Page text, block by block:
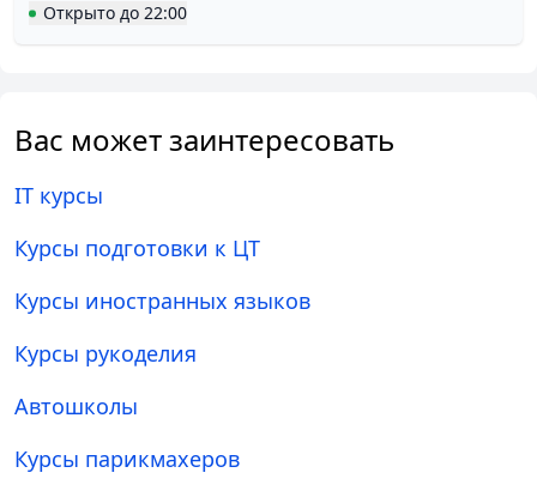
Открыто до 22:00
Вас может заинтересовать
IT курсы
Курсы подготовки к ЦТ
Курсы иностранных языков
Курсы рукоделия
Автошколы
Курсы парикмахеров